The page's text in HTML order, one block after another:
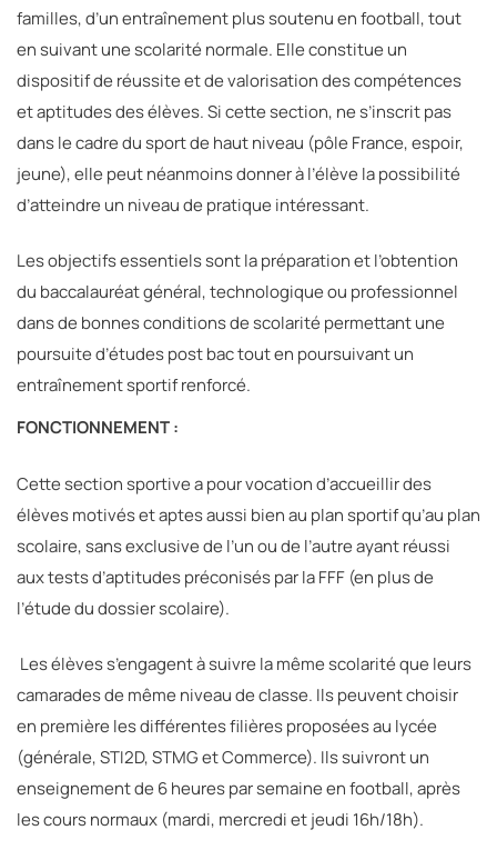
familles, d’un entraînement plus soutenu en football, tout
en suivant une scolarité normale. Elle constitue un
dispositif de réussite et de valorisation des compétences
et aptitudes des élèves. Si cette section, ne s’inscrit pas
dans le cadre du sport de haut niveau (pôle France, espoir,
jeune), elle peut néanmoins donner à l’élève la possibilité
d’atteindre un niveau de pratique intéressant.
Les objectifs essentiels sont la préparation et l’obtention
du baccalauréat général, technologique ou professionnel
dans de bonnes conditions de scolarité permettant une
poursuite d’études post bac tout en poursuivant un
entraînement sportif renforcé.
FONCTIONNEMENT :
Cette section sportive a pour vocation d’accueillir des
élèves motivés et aptes aussi bien au plan sportif qu’au plan
scolaire, sans exclusive de l’un ou de l’autre ayant réussi
aux tests d’aptitudes préconisés par la FFF (en plus de
l’étude du dossier scolaire).
Les élèves s’engagent à suivre la même scolarité que leurs
camarades de même niveau de classe. Ils peuvent choisir
en première les différentes filières proposées au lycée
(générale, STI2D, STMG et Commerce). Ils suivront un
enseignement de 6 heures par semaine en football, après
les cours normaux (mardi, mercredi et jeudi 16h/18h).